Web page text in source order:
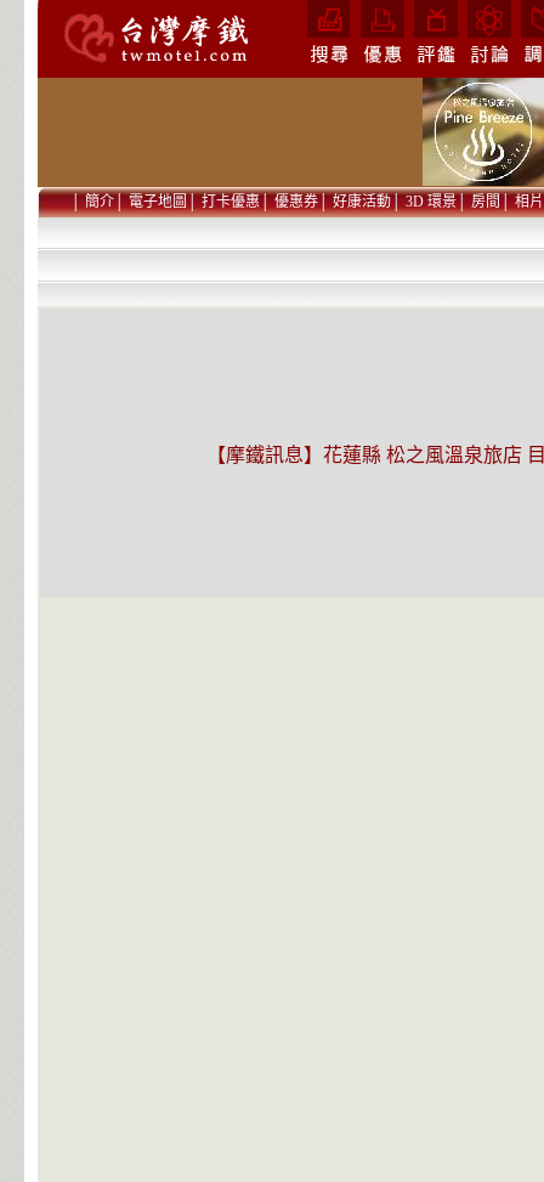
│簡介│電子地圖│打卡優惠│優惠券│好康活動│3D 環景│房間│相片
【摩鐵訊息】花蓮縣 松之風溫泉旅店